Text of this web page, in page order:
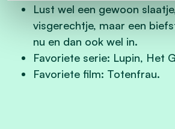
Lust wel een gewoon
visgerechtje, maar een
nu en dan ook wel in.
Favoriete serie: Lupin, Het
Favoriete film: Totenfrau.